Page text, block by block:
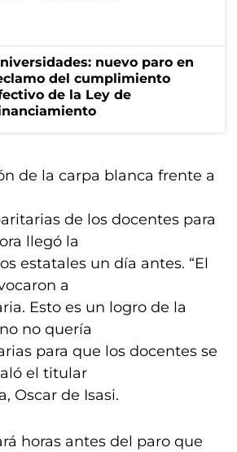
nuevo paro en
del cumplimiento
de la Ley de
de la carpa blanca frente a
de los docentes para
llegó la
estatales un día antes. “El
a
Esto es un logro de la
no quería
para que los docentes se
el titular
Oscar de Isasi.
horas antes del paro que